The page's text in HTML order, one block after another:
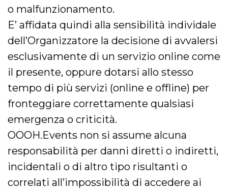
o malfunzionamento.
E’ affidata quindi alla sensibilità individale
dell’Organizzatore la decisione di avvalersi
esclusivamente di un servizio online come
il presente, oppure dotarsi allo stesso
tempo di più servizi (online e offline) per
fronteggiare correttamente qualsiasi
emergenza o criticità.
OOOH.Events non si assume alcuna
responsabilità per danni diretti o indiretti,
incidentali o di altro tipo risultanti o
correlati all’impossibilità di accedere ai